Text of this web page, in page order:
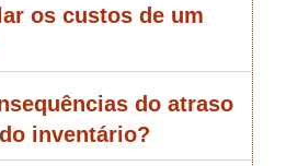
os custos de um
do atraso
inventário?